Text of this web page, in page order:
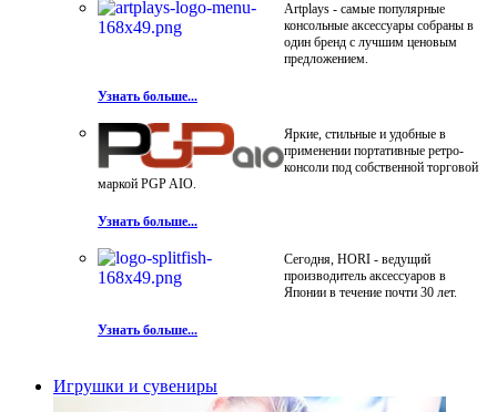
Artplays - самые популярные
консольные аксессуары собраны в
один бренд с лучшим ценовым
предложением.
Узнать больше...
Яркие, стильные и удобные в
применении портативные ретро-
консоли под собственной торговой
маркой PGP AIO.
Узнать больше...
Сегодня, HORI - ведущий
производитель аксессуаров в
Японии в течение почти 30 лет.
Узнать больше...
Игрушки и сувениры